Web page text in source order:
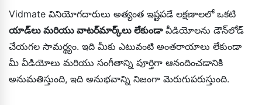
Vidmate వినియోగదారులు అత్యంత ఇష్టపడే లక్షణాలలో ఒకటి
యాడ్‌లు మరియు వాటర్‌మార్క్‌లు లేకుండావీడియోలను డౌన్‌లోడ్
చేయగల సామర్థ్యం. ఇది మీకు ఎటువంటి అంతరాయాలు లేకుండా
మీ వీడియోలు మరియు సంగీతాన్ని పూర్తిగా ఆనందించడానికి
అనుమతిస్తుంది, ఇది అనుభవాన్ని నిజంగా మెరుగుపరుస్తుంది.